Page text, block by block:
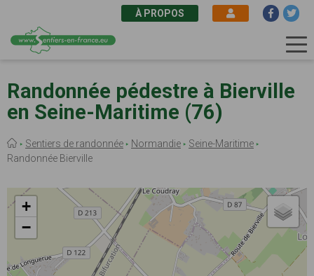
au
contenu
principal
À PROPOS
Randonnée pédestre à Bierville
en Seine-Maritime (76)
Fil
d'Ariane
Sentiers de randonnée Normandie
Seine-Maritime
Randonnée Bierville
+
−